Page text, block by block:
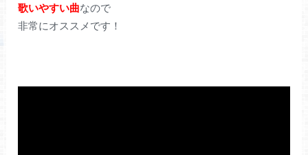
歌いやすい曲なので
非常にオススメです！